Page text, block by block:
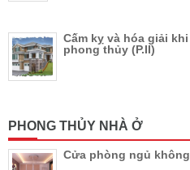
Cấm kỵ và hóa giải
phong thủy (P.II)
PHONG THỦY NHÀ Ở
Cửa phòng ngủ